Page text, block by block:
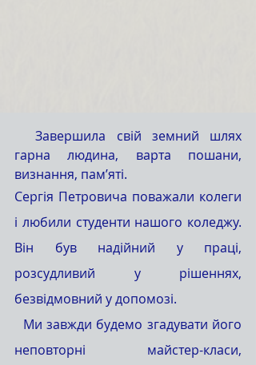
  Завершила свій земний шлях
гарна людина, варта пошани,
визнання, пам’яті.
Сергія Петровича поважали колеги
і любили студенти нашого коледжу.
Він був надійний у праці,
розсудливий у рішеннях,
безвідмовний у допомозі.
неповторні майстер-класи,